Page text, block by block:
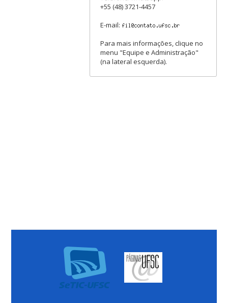
+55 (48) 3721-4457
E-mail:
Para mais informações, clique no
menu "Equipe e Administração"
(na lateral esquerda).